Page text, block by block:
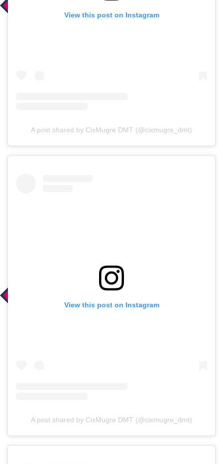
View this post on Instagram
A post shared by CixMugre DMT (@cixmugre_dmt)
View this post on Instagram
A post shared by CixMugre DMT (@cixmugre_dmt)